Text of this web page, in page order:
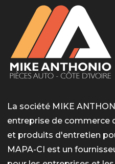
La société MIKE
entreprise de commerce
et produits d'entretien
MAPA-CI est un